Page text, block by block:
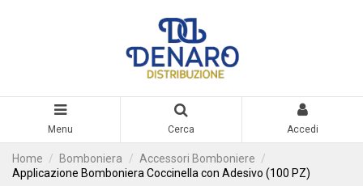
Menu Cerca Accedi
Home Bomboniera
Accessori Bomboniere
Applicazione Bomboniera Coccinella con Adesivo (100 PZ)